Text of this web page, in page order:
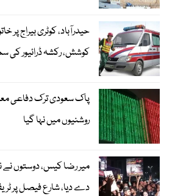
حیدرآباد، کوٹری بیراج
کوشش، رکشہ ڈرائیور کی
پاک سعودی ترک دفاعی
روشنیوں میں نہا گیا
میر رضا کیس، دوستوں نے
دے دیا، شارع فیصل پر